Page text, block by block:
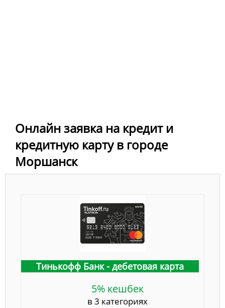
Онлайн заявка на кредит и
кредитную карту в городе
Моршанск
Тинькофф Банк - дебетовая карта
5% кешбек
в 3 категориях